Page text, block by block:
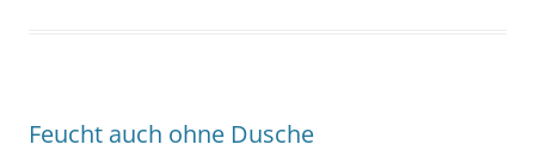
Feucht auch ohne Dusche